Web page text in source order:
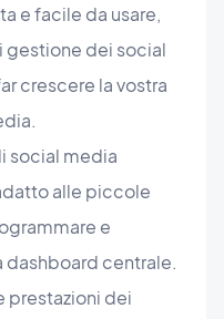
e facile da usare,
gestione dei social
crescere la vostra
social media
alle piccole
e
dashboard centrale.
prestazioni dei